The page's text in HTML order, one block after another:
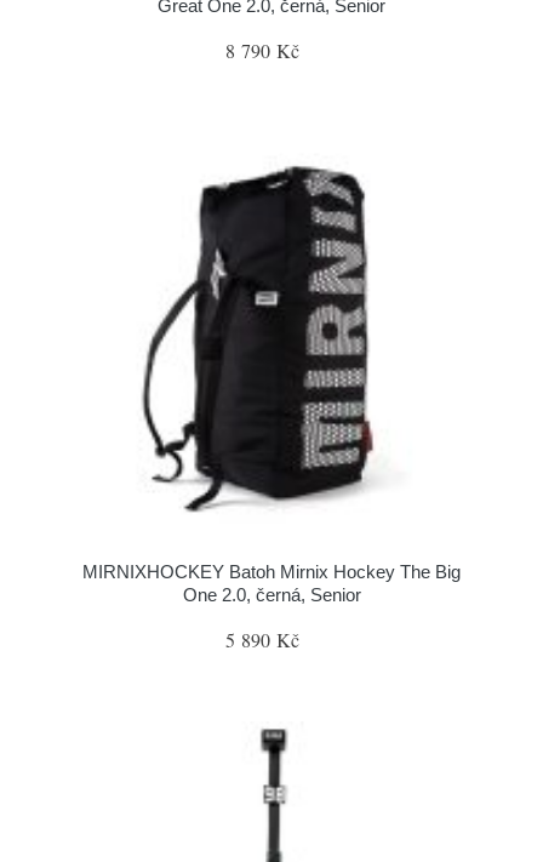
Great One 2.0, černá, Senior
8 790 Kč
MIRNIXHOCKEY Batoh Mirnix Hockey The Big
One 2.0, černá, Senior
5 890 Kč